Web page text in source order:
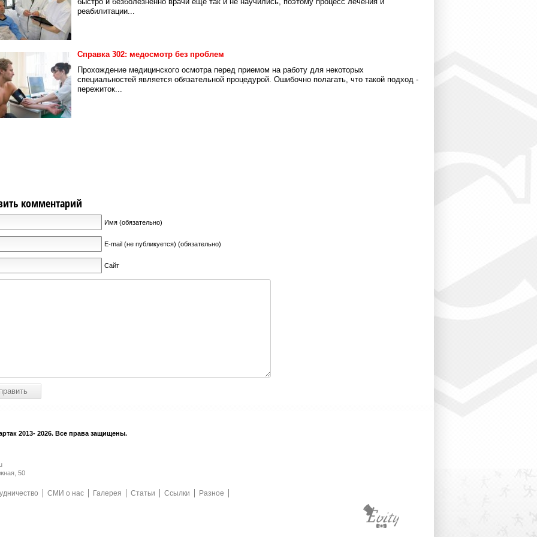
реабилитации...
Справка 302: медосмотр без проблем
Прохождение медицинского осмотра перед приемом на работу для некоторых
специальностей является обязательной процедурой. Ошибочно полагать, что такой подход -
пережиток...
комментарий
Имя (обязательно)
E-mail (не публикуется) (обязательно)
Сайт
2013- 2026. Все права защищены.
50
СМИ о нас Галерея Статьи Ссылки Разное